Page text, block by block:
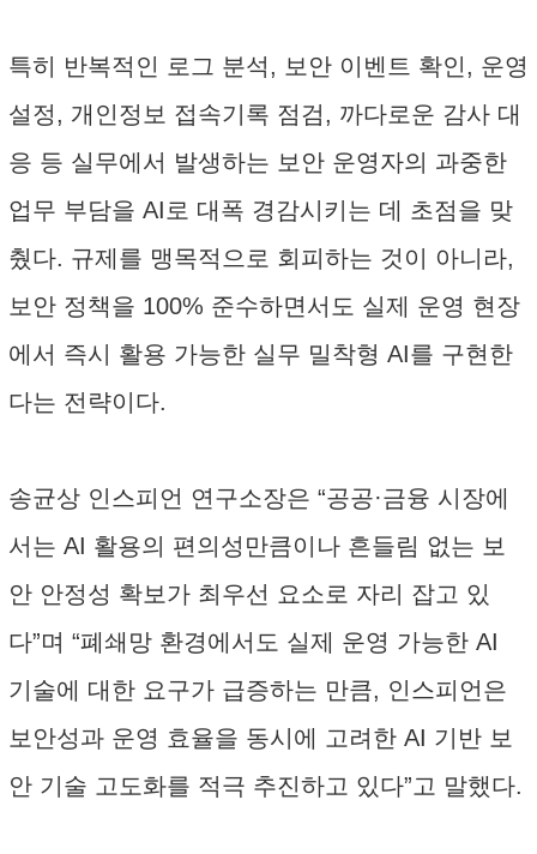
특히 반복적인 로그 분석, 보안 이벤트 확인, 운영
설정, 개인정보 접속기록 점검, 까다로운 감사 대
응 등 실무에서 발생하는 보안 운영자의 과중한
업무 부담을 AI로 대폭 경감시키는 데 초점을 맞
췄다. 규제를 맹목적으로 회피하는 것이 아니라,
보안 정책을 100% 준수하면서도 실제 운영 현장
에서 즉시 활용 가능한 실무 밀착형 AI를 구현한
다는 전략이다.
송균상 인스피언 연구소장은 “공공·금융 시장에
서는 AI 활용의 편의성만큼이나 흔들림 없는 보
안 안정성 확보가 최우선 요소로 자리 잡고 있
다”며 “폐쇄망 환경에서도 실제 운영 가능한 AI
기술에 대한 요구가 급증하는 만큼, 인스피언은
보안성과 운영 효율을 동시에 고려한 AI 기반 보
안 기술 고도화를 적극 추진하고 있다”고 말했다.